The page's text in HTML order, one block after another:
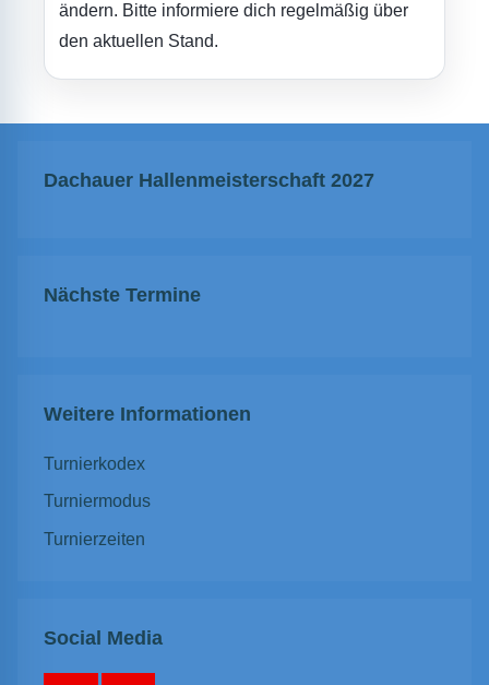
ändern. Bitte informiere dich regelmäßig über
den aktuellen Stand.
Dachauer Hallenmeisterschaft 2027
Nächste Termine
Weitere Informationen
Turnierkodex
Turniermodus
Turnierzeiten
Social Media